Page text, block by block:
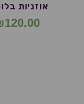
אוזניות
120.00